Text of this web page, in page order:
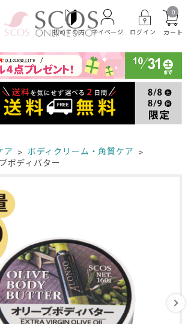
初めての方 マイページ ログイン
0
カート
ア
ボディクリーム・角質ケア
ボディバター